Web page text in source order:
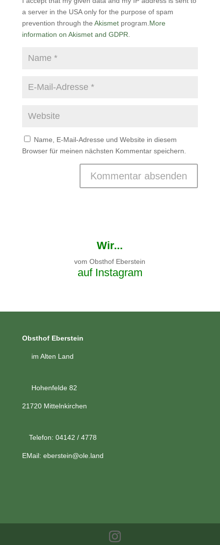
a server in the USA only for the purpose of spam
prevention through the Akismetprogram. More
information on Akismet and GDPR
Name, E-Mail-Adresse und Website in diesem
Browser für meinen nächsten Kommentar speichern.
Wir...
vom Obsthof Eberstein
auf Instagram
Obsthof Eberstein
im Alten Land
Hohenfelde 82
21720 Mittelnkirchen
Telefon: 04142 / 4778
EMail: eberstein@ole.land